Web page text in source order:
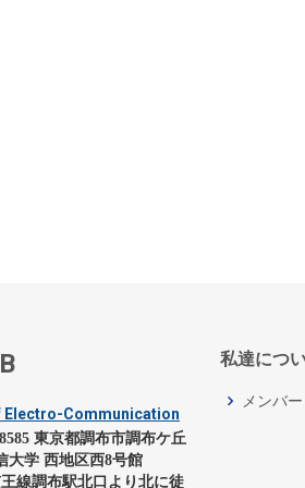
Electro-Communication
東京都調布市調布ケ丘
大学 西地区西8号館
線調布駅北口より北に徒
私達につ
メンバー